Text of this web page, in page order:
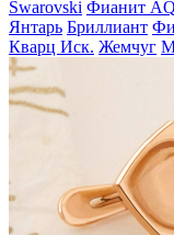
Swarovski Фианит AQ
Янтарь Бриллиант
Кварц Иск. Жемчуг